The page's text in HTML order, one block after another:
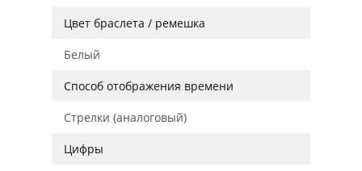
Цвет браслета / ремешка
Белый
Способ отображения времени
Стрелки (аналоговый)
Цифры